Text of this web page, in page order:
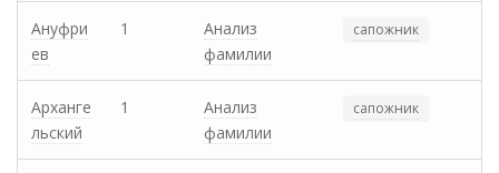
Ануфри
ев
1
Анализ
фамилии
сапожник
Арханге
льский
1
Анализ
фамилии
сапожник